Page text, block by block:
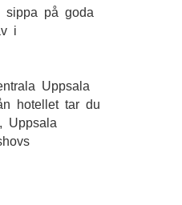
sippa på goda
i
Uppsala
hotellet tar du
Uppsala